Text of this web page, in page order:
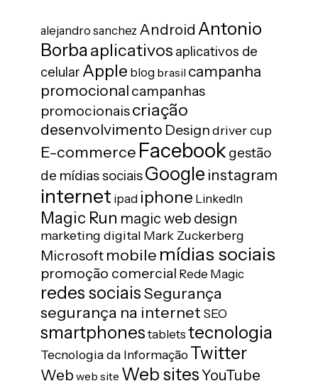
alejandro sanchez Android Antonio
Borba aplicativos aplicativos de
celular Apple blog brasil campanha
promocional campanhas
promocionaiscriação
desenvolvimento Designdriver cup
E-commerce Facebook gestão
de mídias sociaisGoogle instagram
internet ipad iphone LinkedIn
Magic Run magic web design
marketing digital Mark Zuckerberg
Microsoft mobile mídias sociais
promoção comercial Rede Magic
redes sociaisSegurança
segurança na internet SEO
smartphones tablets tecnologia
Tecnologia da Informação Twitter
Web web site Web sitesYouTube